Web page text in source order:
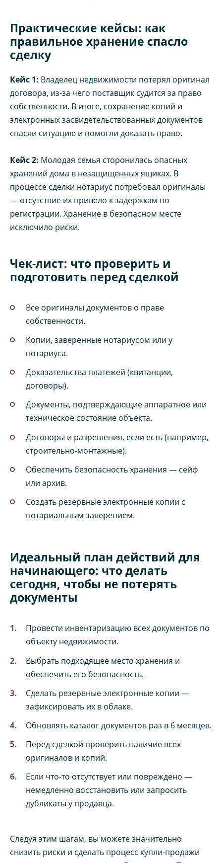
Практические кейсы: как
правильное хранение спасло
сделку
Кейс 1: Владелец недвижимости потерял оригинал
договора, из-за чего поставщик судится за право
собственности. В итоге, сохранение копий и
электронных засвидетельствованных документов
спасли ситуацию и помогли доказать право.
Кейс 2: Молодая семья сторонилась опасных
хранений дома в незащищенных ящиках. В
процессе сделки нотариус потребовал оригиналы
— отсутствие их привело к задержкам по
регистрации. Хранение в безопасном месте
исключило риски.
Чек-лист: что проверить и
подготовить перед сделкой
Все оригиналы документов о праве
собственности.
Копии, заверенные нотариусом или у
нотариуса.
Доказательства платежей (квитанции,
договоры).
Документы, подтверждающие аппаратное или
техническое состояние объекта.
Договоры и разрешения, если есть (например,
строительно-монтажные).
Обеспечить безопасность хранения — сейф
или архив.
Создать резервные электронные копии с
нотариальным заверением.
Идеальный план действий для
начинающего: что делать
сегодня, чтобы не потерять
документы
Провести инвентаризацию всех документов по
объекту недвижимости.
Выбрать подходящее место хранения и
обеспечить его безопасность.
Сделать резервные электронные копии —
зафиксировать их в облаке.
Обновлять каталог документов раз в 6 месяцев.
Перед сделкой проверить наличие всех
оригиналов и копий.
Если что-то отсутствует или повреждено —
немедленно восстановить или запросить
дубликаты у продавца.
Следуя этим шагам, вы можете значительно
снизить риски и сделать процесс купли-продажи